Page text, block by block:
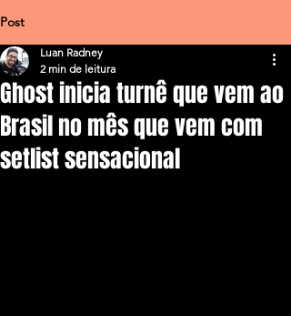
Post
Ghost inicia turnê que vem ao
Brasil no mês que vem com
setlist sensacional
Luan Radney
2 min de leitura